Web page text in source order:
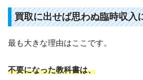
買取に出せば思わぬ臨時収入
最も大きな理由はここです。
不要になった教科書は、